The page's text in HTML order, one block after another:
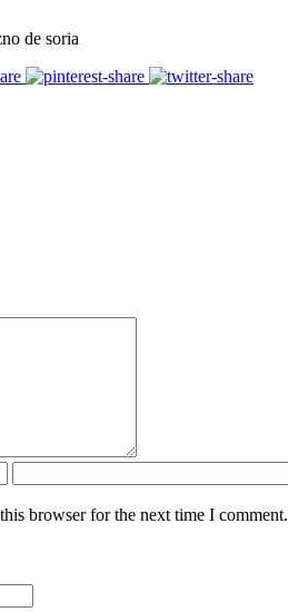
de soria
browser for the next time I comment.